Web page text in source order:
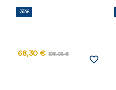
-35%
68,30 € 105,08 €
favorite_border